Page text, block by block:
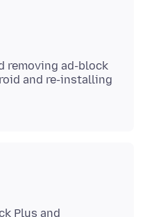
removing ad-block
and re-installing
Plus and